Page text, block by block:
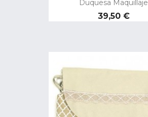
Duquesa Maquillaje
Precio
39,50 €